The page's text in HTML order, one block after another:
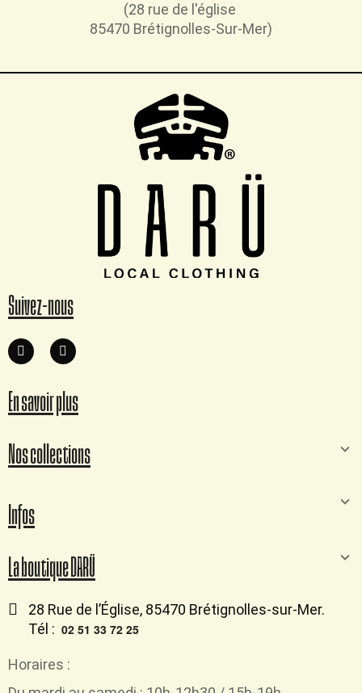
(28 rue de l'église
85470 Brétignolles-Sur-Mer)
Suivez-nous
En savoir plus
Nos collections
Infos
La boutique DARÜ
28 Rue de l’Église, 85470 Brétignolles-sur-Mer.
Tél : 02 51 33 72 25
Horaires :